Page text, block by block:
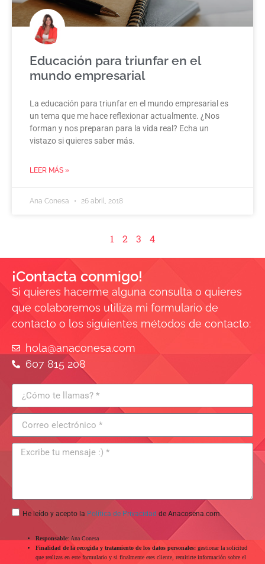
Educación para triunfar en el
mundo empresarial
La educación para triunfar en el mundo empresarial es
un tema que me hace reflexionar actualmente. ¿Nos
forman y nos preparan para la vida real? Echa un
vistazo si quieres saber más.
LEER MÁS »
Ana Conesa 26 abril, 2018
1 2 3 4
¡Contacta conmigo!
Si quieres hacerme alguna consulta o quieres
que colaboremos utiliza mi formulario de
contacto o los siguientes métodos de contacto:
hola@anaconesa.com
607 815 208
He leído y acepto la Política de Privacidad de Anacosena.com.
Responsable: Ana Conesa
Finalidad de la recogida y tratamiento de los datos personales: gestionar la solicitud
que realizas en este formulario y si finalmente eres cliente, remitirte información sobre el